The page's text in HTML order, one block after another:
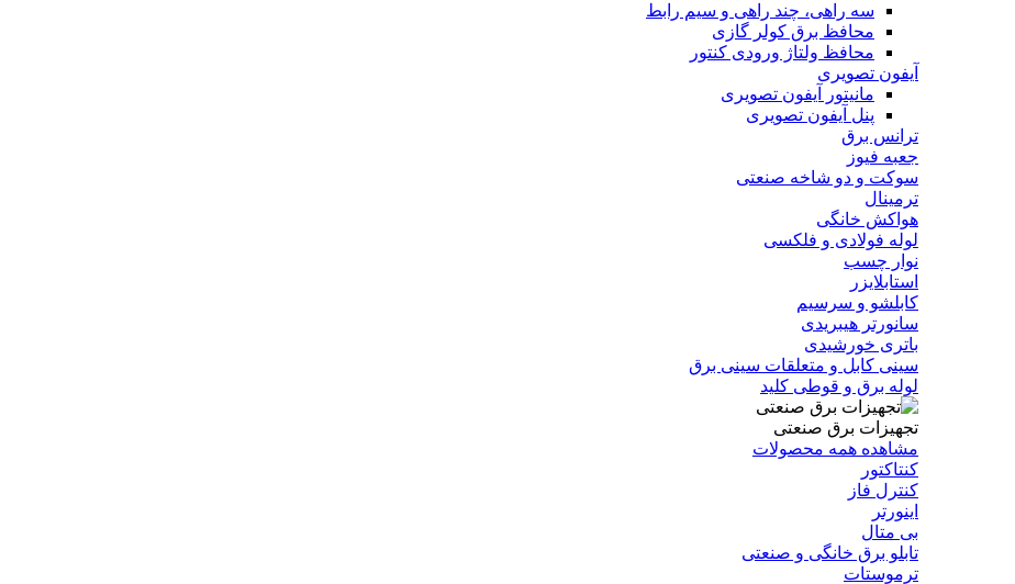
سه راهی، چند راهی و سیم رابط
محافظ برق کولر گازی
محافظ ولتاژ ورودی کنتور
آیفون تصویری
مانیتور آیفون تصویری
پنل آیفون تصویری
ترانس برق
جعبه فیوز
سوکت و دو شاخه صنعتی
ترمینال
هواکش خانگی
لوله فولادی و فلکسی
نوار چسب
استابلایزر
کابلشو و سرسیم
سانورتر هیبریدی
باتری خورشیدی
سینی کابل و متعلقات سینی برق
لوله برق و قوطی کلید
تجهیزات برق صنعتی
مشاهده همه محصولات
کنتاکتور
کنترل فاز
اینورتر
بی متال
تابلو برق خانگی و صنعتی
ترموستات